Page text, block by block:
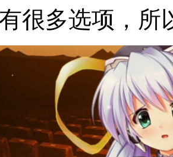
很多选项，所